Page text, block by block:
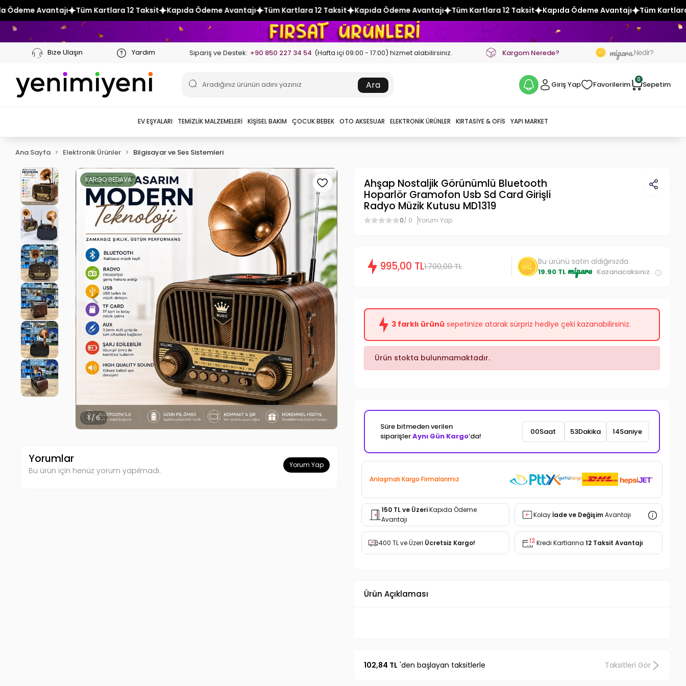
Kartlara 12 Taksit Kapıda Ödeme Avantajı Tüm Kartlara 12 Taksit Kapıda Ödeme Avantajı Tüm Kartlara 12 Taksit Kapıda Ödeme Avantajı Tüm Kartlara 12 Taksit Kapıda
Bize Ulaşın Yardım Sipariş ve Destek: +90 850 227 34 54 (Hafta içi 09:00 - 17:00) hizmet alabilirsiniz. Kargom Nerede? mipara Nedir?
Ara Giriş Yap Favorilerim
0
Sepetim
EV EŞYALARI TEMIZLIK MALZEMELERI KIŞISEL BAKIM ÇOCUK BEBEK OTO AKSESUAR ELEKTRONIK ÜRÜNLER KIRTASIYE & OFIS YAPI MARKET
Ana Sayfa Elektronik Ürünler Bilgisayar ve Ses Sistemleri
2 / 6
KARGO BEDAVA
Yorumlar
Bu ürün için henüz yorum yapılmadı.
Yorum Yap
Ahşap Nostaljik Görünümlü Bluetooth
Hoparlör Gramofon Usb Sd Card Girişli
Radyo Müzik Kutusu MD1319
0/ 0 Yorum Yap
995,00 TL1.700,00 TL Bu ürünü satın aldığınızda
19.90 TL mipara Kazanacaksınız.
3 farklı ürünü sepetinize atarak sürpriz hediye çeki kazanabilirsiniz.
Ürün stokta bulunmamaktadır.
Süre bitmeden verilen
siparişlerAynı Gün Kargo’da! 00Saat 53Dakika 12Saniye
Anlaşmalı Kargo Firmalarımız
150 TL ve ÜzeriKapıda Ödeme
Avantajı
Kolayİade ve DeğişimAvantajı
400 TL ve Üzeri Ücretsiz Kargo! Kredi Kartlarına 12 Taksit Avantajı
Ürün Açıklaması
102,84 TL 'den başlayan taksitlerle Taksitleri Gör